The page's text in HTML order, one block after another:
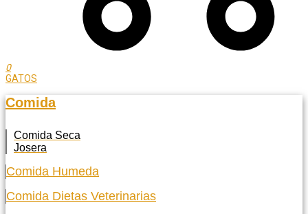
0
GATOS
Comida
Comida Seca
Josera
Comida Humeda
Comida Dietas Veterinarias